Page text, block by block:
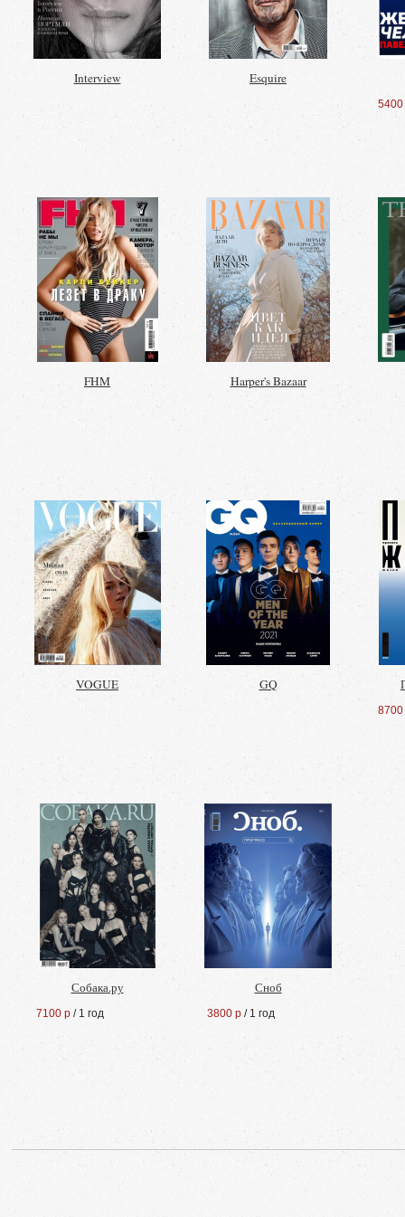
Interview Esquire
5400
FHM Harper's Bazaar
VOGUE GQ
8700
Собака.ру
7100 р / 1 год
Сноб
3800 р / 1 год